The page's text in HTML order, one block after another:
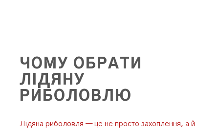
ЧОМУ ОБРАТИ
ЛІДЯНУ
РИБОЛОВЛЮ
Лідяна риболовля — це не просто захоплення, а й